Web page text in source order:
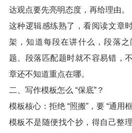
达观点要先亮明态度，再给理由。
这种逻辑感练熟了，看阅读文章
架，知道每段在讲什么，段落
题、段落匹配题时就不容易错，
章还不知道重点在哪。
二、写作模板怎么 “保底”？
模板核心：拒绝 “照搬”，要 “通用
模板不是随便找个抄，得自己整